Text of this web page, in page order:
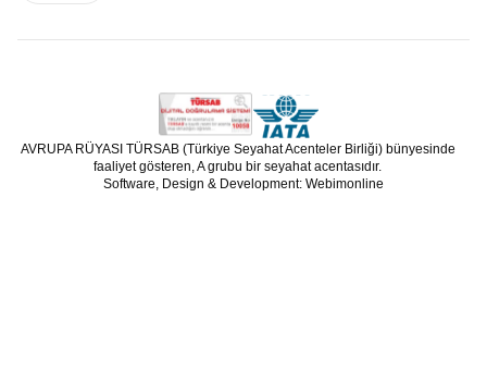
AVRUPA RÜYASI TÜRSAB (Türkiye Seyahat Acenteler Birliği) bünyesinde
faaliyet gösteren, A grubu bir seyahat acentasıdır.
Software, Design & Development: Webimonline